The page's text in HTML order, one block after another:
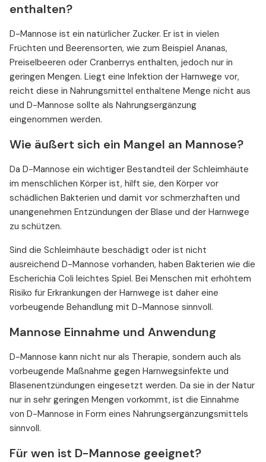
enthalten?
D-Mannose ist ein natürlicher Zucker. Er ist in vielen
Früchten und Beerensorten, wie zum Beispiel Ananas,
Preiselbeeren oder Cranberrys enthalten, jedoch nur in
geringen Mengen. Liegt eine Infektion der Harnwege vor,
reicht diese in Nahrungsmittel enthaltene Menge nicht aus
und D-Mannose sollte als Nahrungsergänzung
eingenommen werden.
Wie äußert sich ein Mangel an Mannose?
Da D-Mannose ein wichtiger Bestandteil der Schleimhäute
im menschlichen Körper ist, hilft sie, den Körper vor
schädlichen Bakterien und damit vor schmerzhaften und
unangenehmen Entzündungen der Blase und der Harnwege
zu schützen.
Sind die Schleimhäute beschädigt oder ist nicht
ausreichend D-Mannose vorhanden, haben Bakterien wie die
Escherichia Coli leichtes Spiel. Bei Menschen mit erhöhtem
Risiko für Erkrankungen der Harnwege ist daher eine
vorbeugende Behandlung mit D-Mannose sinnvoll.
Mannose Einnahme und Anwendung
D-Mannose kann nicht nur als Therapie, sondern auch als
vorbeugende Maßnahme gegen Harnwegsinfekte und
Blasenentzündungen eingesetzt werden. Da sie in der Natur
nur in sehr geringen Mengen vorkommt, ist die Einnahme
von D-Mannose in Form eines Nahrungsergänzungsmittels
sinnvoll.
Für wen ist D-Mannose geeignet?